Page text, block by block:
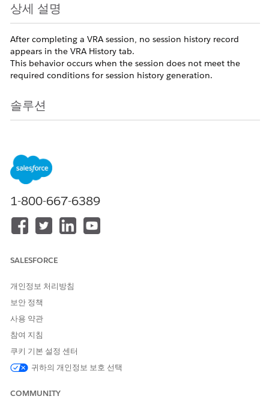
상세 설명
After completing a VRA session, no session history record
appears in the VRA History tab.
This behavior occurs when the session does not meet the
required conditions for session history generation.
솔루션
OR
Capture at least one image during the session.
Knowledge 기사 번호
005321737
1-800-667-6389
SALESFORCE
개인정보 처리방침
보안 정책
사용 약관
참여 지침
쿠키 기본 설정 센터
귀하의 개인정보 보호 선택
COMMUNITY